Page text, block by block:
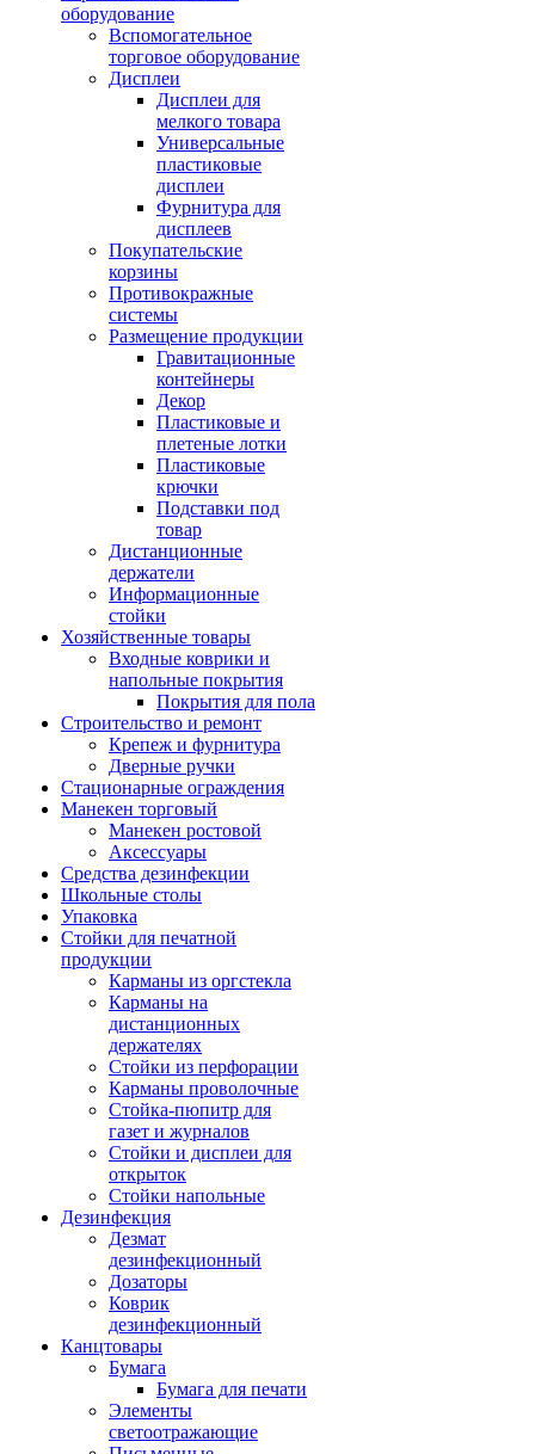
оборудование
Вспомогательное
торговое оборудование
Дисплеи
Дисплеи для
мелкого товара
Универсальные
пластиковые
дисплеи
Фурнитура для
дисплеев
Покупательские
корзины
Противокражные
системы
Размещение продукции
Гравитационные
контейнеры
Декор
Пластиковые и
плетеные лотки
Пластиковые
крючки
Подставки под
товар
Дистанционные
держатели
Информационные
стойки
Хозяйственные товары
Входные коврики и
напольные покрытия
Покрытия для пола
Строительство и ремонт
Крепеж и фурнитура
Дверные ручки
Стационарные ограждения
Манекен торговый
Манекен ростовой
Аксессуары
Средства дезинфекции
Школьные столы
Упаковка
Стойки для печатной
продукции
Карманы из оргстекла
Карманы на
дистанционных
держателях
Стойки из перфорации
Карманы проволочные
Стойка-пюпитр для
газет и журналов
Стойки и дисплеи для
открыток
Стойки напольные
Дезинфекция
Дезмат
дезинфекционный
Дозаторы
Коврик
дезинфекционный
Канцтовары
Бумага
Бумага для печати
Элементы
светоотражающие